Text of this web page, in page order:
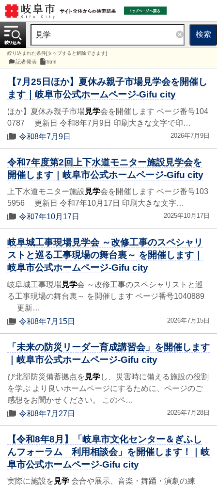
検索
絞り込まれた条件[タップすると解除できます]
記者発表 html
【7月25日ほか】夏休み親子市場見学会を開催し
ます｜岐阜市公式ホームページ-Gifu city
ほか】夏休み親子市場見学会を開催します ページ番号104
0787 更新日 令和8年7月9日 印刷大きな文字で印…
令和8年7月9日
2026年7月9日
令和7年度第2回上下水道モニター施設見学会を
開催します｜岐阜市公式ホームページ-Gifu city
上下水道モニター施設 見学会を開催します ページ番号103
5956 更新日 令和7年10月17日 印刷大きな文字…
令和7年10月17日
2025年10月17日
岐阜城工事現場見学会 ～改修工事のスペシャリ
ストと巡る工事現場の舞台裏～ を開催します｜
岐阜市公式ホームページ-Gifu city
岐阜城工事現場見学会 ～改修工事のスペシャリストと巡
る工事現場の舞台裏～ を開催します ページ番号1040889
更新…
令和8年7月15日
2026年7月15日
「未来の防災リーダー育成講習会」を開催します
｜岐阜市公式ホームページ-Gifu city
び北部防災備蓄拠点を 見学し、災害時に備える施設の役割
を学ぶ より良いホームページにするために、ページのご
感想をお聞かせください。 このペ…
令和8年7月27日
2026年7月28日
【令和8年8月】「岐阜市文化センター＆ぎふし
んフォーラム 利用相談会」を開催します！｜岐
阜市公式ホームページ-Gifu city
実際に施設を 見学 会合や展示、音楽・舞踊・演劇の練